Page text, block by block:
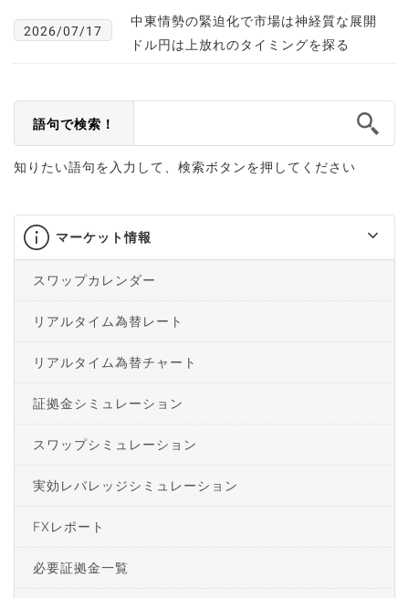
2026/07/17
中東情勢の緊迫化で市場は神経質な展開
ドル円は上放れのタイミングを探る
語句で検索！
知りたい語句を入力して、検索ボタンを押してください
マーケット情報
スワップカレンダー
リアルタイム為替レート
リアルタイム為替チャート
証拠金シミュレーション
スワップシミュレーション
実効レバレッジシミュレーション
FXレポート
必要証拠金一覧